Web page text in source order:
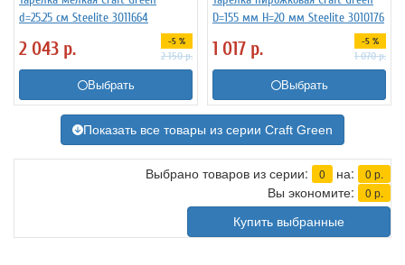
d=25.25 см Steelite 3011664
2 043 р. -5 %
2 150р.
Выбрать
D=155 мм H=20 мм Steelite 3010176
1 017 р. -5 %
1 070р.
Выбрать
Показать все товары из серии Craft Green
Выбрано товаров из серии: 0 на: 0 р.
Вы экономите: 0 р.
Купить выбранные